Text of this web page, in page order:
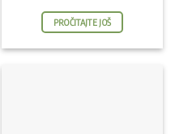
PROČITAJTE JOŠ